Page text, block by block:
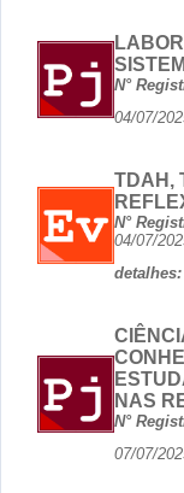
N°
04/07/
TDAH,
N°
04/07/
detalhes:
NAS
N°
07/07/